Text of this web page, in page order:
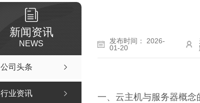
新闻资讯
NEWS
公司头条
行业资讯
发布时间： 2026-
01-20
一、云主机与服务器概念